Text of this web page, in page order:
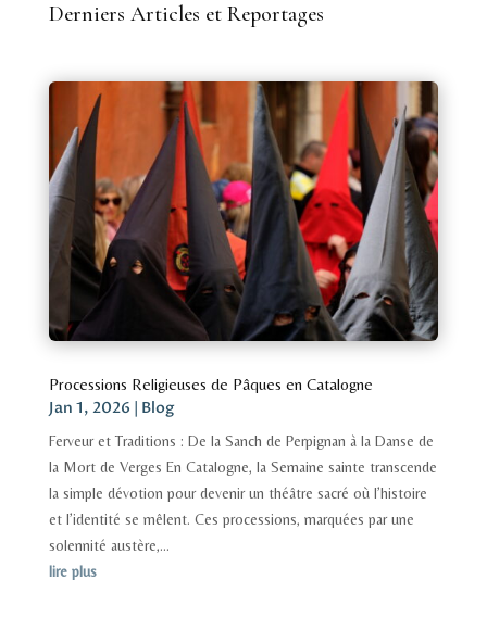
Derniers Articles et Reportages
Processions Religieuses de Pâques en Catalogne
Jan 1, 2026 | Blog
Ferveur et Traditions : De la Sanch de Perpignan à la Danse de
la Mort de Verges En Catalogne, la Semaine sainte transcende
la simple dévotion pour devenir un théâtre sacré où l’histoire
et l’identité se mêlent. Ces processions, marquées par une
solennité austère,...
lire plus